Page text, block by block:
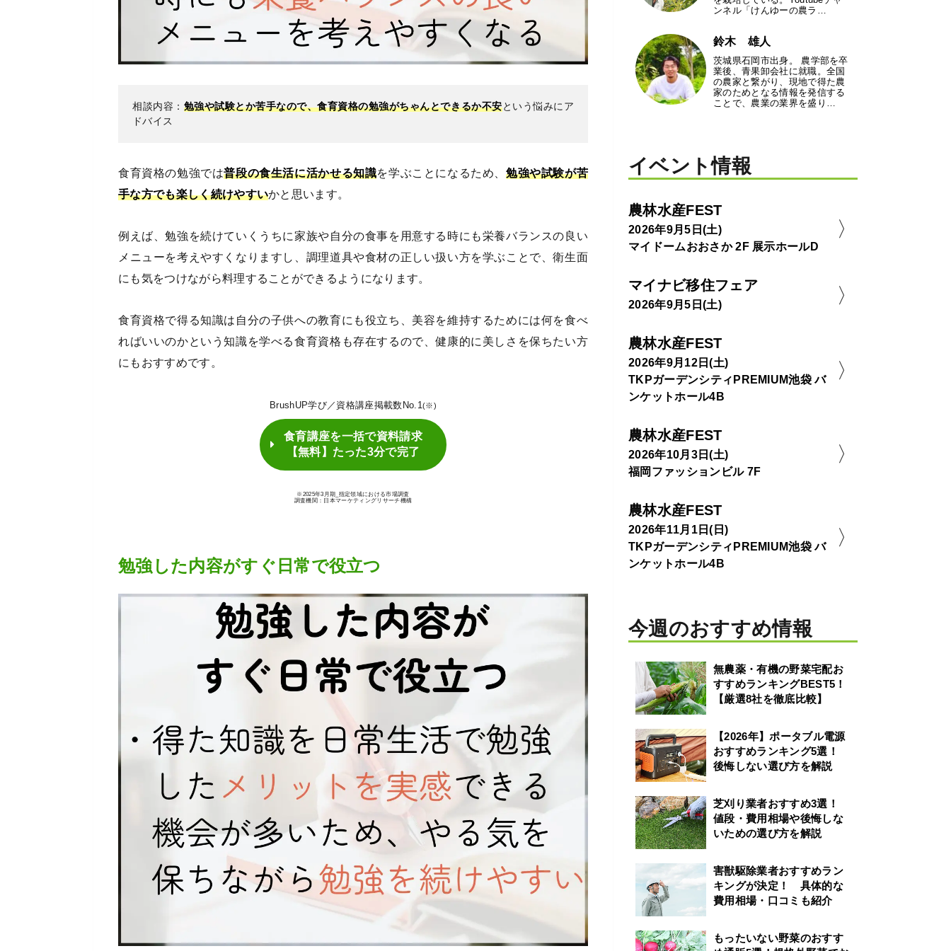
相談内容： 勉強や試験とか苦手なので、食育資格の勉強がちゃんとできるか不安という悩みにア
ドバイス
食育資格の勉強では普段の食生活に活かせる知識を学ぶことになるため、勉強や試験が苦
手な方でも楽しく続けやすいかと思います。
例えば、勉強を続けていくうちに家族や自分の食事を用意する時にも栄養バランスの良い
メニューを考えやすくなりますし、調理道具や食材の正しい扱い方を学ぶことで、衛生面
にも気をつけながら料理することができるようになります。
食育資格で得る知識は自分の子供への教育にも役立ち、美容を維持するためには何を食べ
ればいいのかという知識を学べる食育資格も存在するので、健康的に美しさを保ちたい方
にもおすすめです。
BrushUP学び／資格講座掲載数No.1(※)
食育講座を一括で資料請求
【無料】たった3分で完了
※2025年3月期_指定領域における市場調査
調査機関：日本マーケティングリサーチ機構
勉強した内容がすぐ日常で役立つ
ンネル「けんゆーの農ラ…
鈴木 雄人
茨城県石岡市出身。 農学部を卒
業後、青果卸会社に就職。全国
の農家と繋がり、現地で得た農
家のためとなる情報を発信する
ことで、農業の業界を盛り…
イベント情報
農林水産FEST
2026年9月5日(土)
マイドームおおさか 2F 展示ホールD
マイナビ移住フェア
2026年9月5日(土)
農林水産FEST
2026年9月12日(土)
TKPガーデンシティPREMIUM池袋 バ
ンケットホール4B
農林水産FEST
2026年10月3日(土)
福岡ファッションビル 7F
農林水産FEST
2026年11月1日(日)
TKPガーデンシティPREMIUM池袋 バ
ンケットホール4B
今週のおすすめ情報
無農薬・有機の野菜宅配お
すすめランキングBEST5！
【厳選8社を徹底比較】
【2026年】ポータブル電源
おすすめランキング5選！
後悔しない選び方を解説
芝刈り業者おすすめ3選！
値段・費用相場や後悔しな
いための選び方を解説
害獣駆除業者おすすめラン
キングが決定！ 具体的な
費用相場・口コミも紹介
もったいない野菜のおすす